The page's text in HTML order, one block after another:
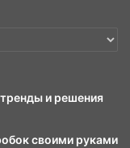
и решения
своими руками